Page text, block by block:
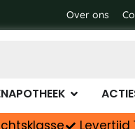
Over ons
accessoires Open
Levertijd